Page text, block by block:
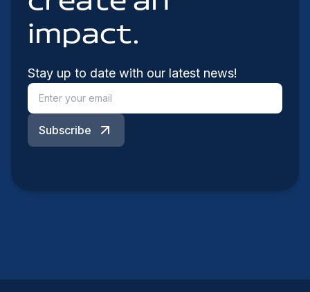
impact.
Stay up to date with our latest news!
Subscribe